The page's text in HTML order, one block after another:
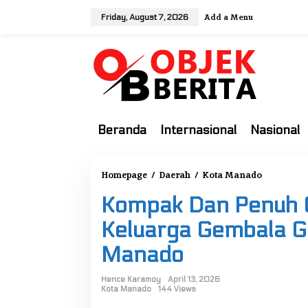
Friday, August 7, 2026 Add a Menu
Beranda Internasional Nasional
Homepage / Daerah / Kota Manado
m
p
a
Kompak Dan Penuh
Keluarga Gembala
Manado
Hence Karamoy
April 13, 2026
Kota Manado
144 Views